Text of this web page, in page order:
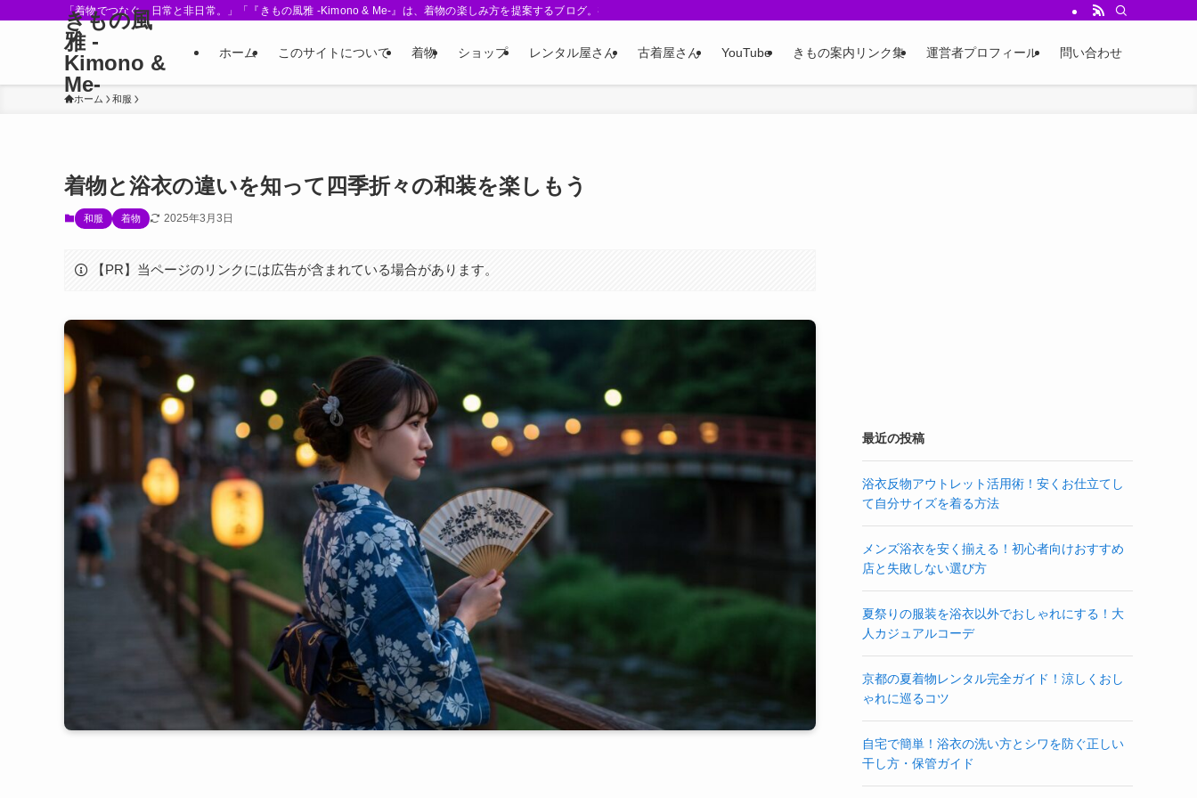
「着物でつなぐ、日常と非日常。」「『きもの風雅 -Kimono & Me-』は、着物の楽しみ方を提案するブログ。初心者向けガイド、着こなしアレンジ、四季のコーデ例、小物選びやイベント情報を発信中。
きもの風
雅 -
Kimono &
Me-
ホーム このサイトについて 着物 ショップ レンタル屋さん 古着屋さん YouTube きもの案内リンク集 運営者プロフィール 問い合わせ
ホーム 和服
着物と浴衣の違いを知って四季折々の和装を楽しもう
和服 着物 2025年3月3日
【PR】当ページのリンクには広告が含まれている場合があります。
最近の投稿
浴衣反物アウトレット活用術！安くお仕立てし
て自分サイズを着る方法
メンズ浴衣を安く揃える！初心者向けおすすめ
店と失敗しない選び方
夏祭りの服装を浴衣以外でおしゃれにする！大
人カジュアルコーデ
京都の夏着物レンタル完全ガイド！涼しくおし
ゃれに巡るコツ
自宅で簡単！浴衣の洗い方とシワを防ぐ正しい
干し方・保管ガイド